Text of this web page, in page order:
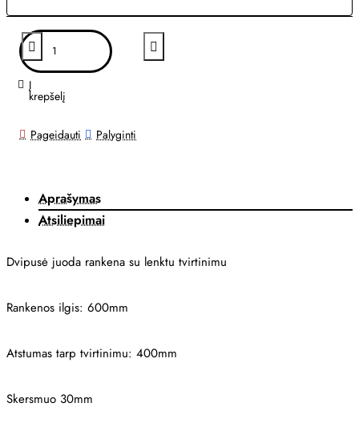
Į
krepšelį
Pageidauti Palyginti
Aprašymas
Atsiliepimai
Dvipusė juoda rankena su lenktu tvirtinimu
Rankenos ilgis: 600mm
Atstumas tarp tvirtinimu: 400mm
Skersmuo 30mm